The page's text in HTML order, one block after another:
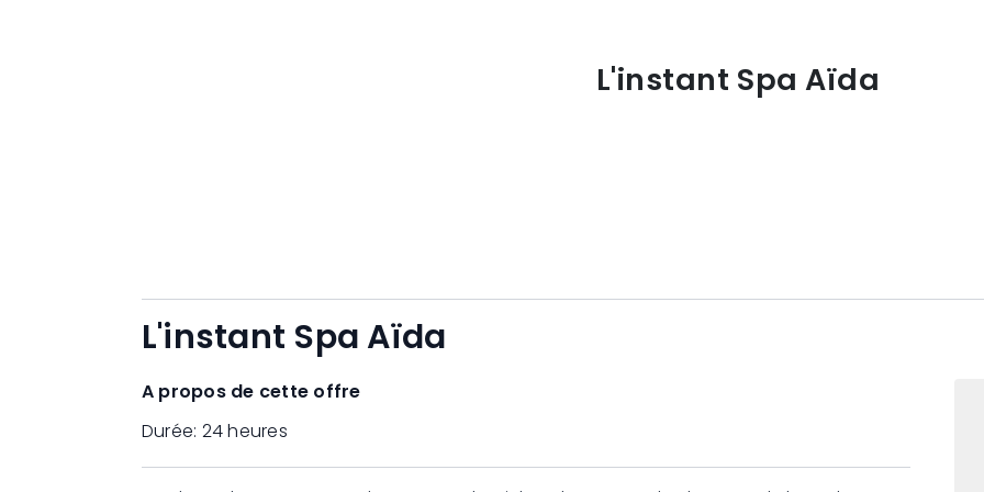
L'instant Spa Aïda
L'instant Spa Aïda
A propos de cette offre
Durée: 24 heures